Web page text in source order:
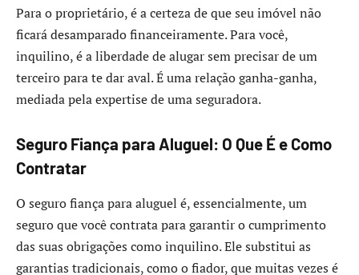
Para o proprietário, é a certeza de que seu imóvel não
ficará desamparado financeiramente. Para você,
inquilino, é a liberdade de alugar sem precisar de um
terceiro para te dar aval. É uma relação ganha-ganha,
mediada pela expertise de uma seguradora.
Seguro Fiança para Aluguel: O Que É e Como
Contratar
O seguro fiança para aluguel é, essencialmente, um
seguro que você contrata para garantir o cumprimento
das suas obrigações como inquilino. Ele substitui as
garantias tradicionais, como o fiador, que muitas vezes é